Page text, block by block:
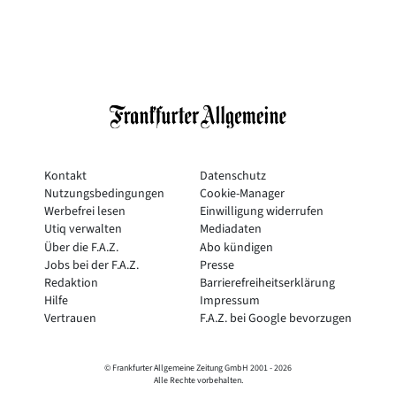
Kontakt
Datenschutz
Nutzungsbedingungen
Cookie-Manager
Werbefrei lesen
Einwilligung widerrufen
Utiq verwalten
Mediadaten
Über die F.A.Z.
Abo kündigen
Jobs bei der F.A.Z.
Presse
Redaktion
Barrierefreiheitserklärung
Hilfe
Impressum
Vertrauen
F.A.Z. bei Google bevorzugen
© Frankfurter Allgemeine Zeitung GmbH 2001 -2026
Alle Rechte vorbehalten.